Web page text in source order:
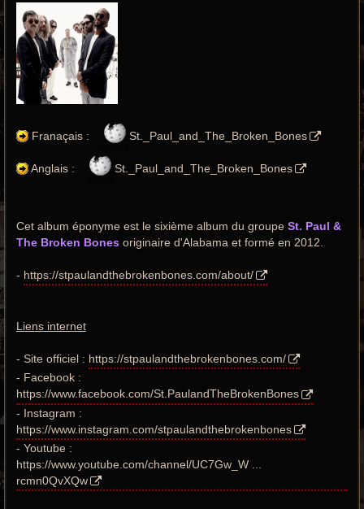
Franaçais : St._Paul_and_The_Broken_Bones
Anglais : St._Paul_and_The_Broken_Bones
Cet album éponyme est le sixième album du groupe St. Paul &
The Broken Bones originaire d'Alabama et formé en 2012.
- https://stpaulandthebrokenbones.com/about/
Liens internet
- Site officiel : https://stpaulandthebrokenbones.com/
- Facebook :
https://www.facebook.com/St.PaulandTheBrokenBones
- Instagram :
https://www.instagram.com/stpaulandthebrokenbones
- Youtube :
https://www.youtube.com/channel/UC7Gw_W ...
rcmn0QvXQw